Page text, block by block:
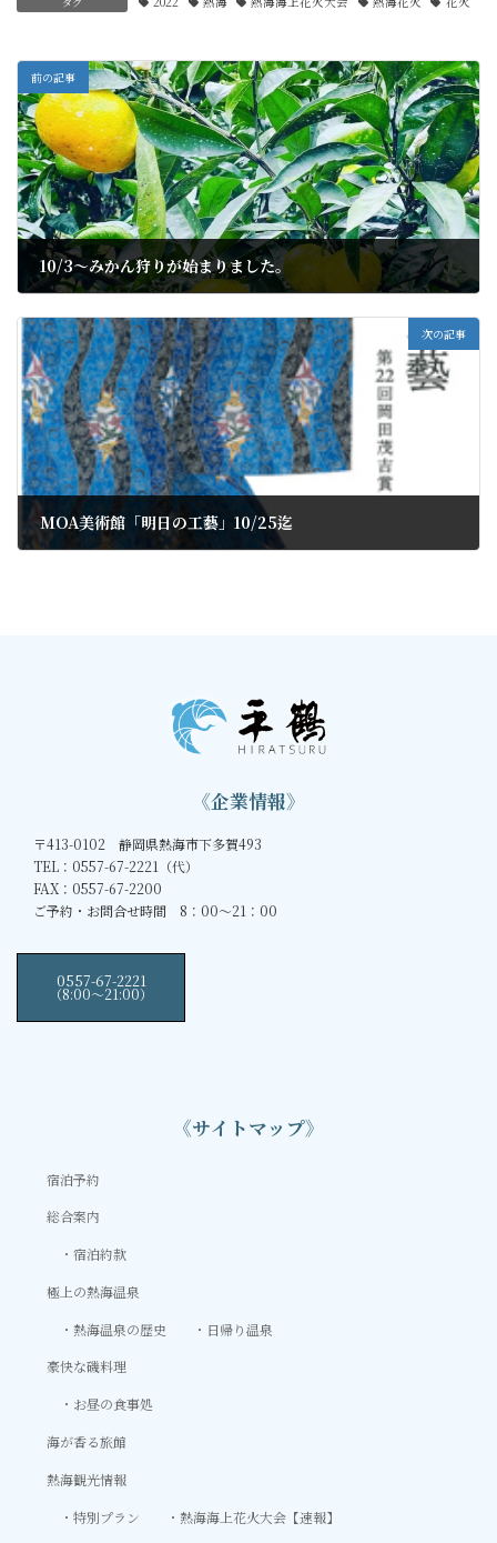
前の記事
10/3～みかん狩りが始まりました。
次の記事
MOA美術館「明日の工藝」10/25迄
《企業情報》
〒413-0102 静岡県熱海市下多賀493
TEL：0557-67-2221（代）
FAX：0557-67-2200
ご予約・お問合せ時間 8：00～21：00
0557-67-2221
（8:00〜21:00）
《サイトマップ》
宿泊予約
総合案内
宿泊約款
極上の熱海温泉
熱海温泉の歴史
日帰り温泉
豪快な磯料理
お昼の食事処
海が香る旅館
熱海観光情報
特別プラン
熱海海上花火大会【速報】